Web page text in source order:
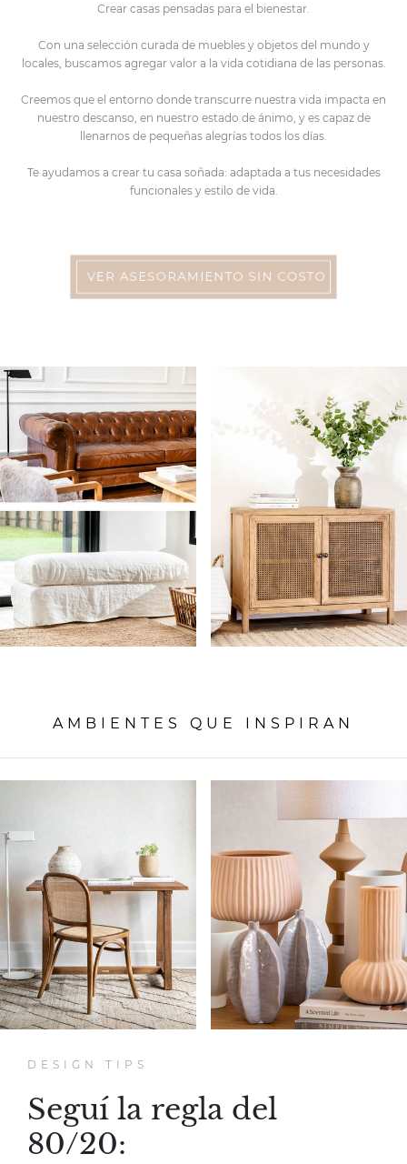
Crear casas pensadas para el bienestar.
Con una selección curada de muebles y objetos del mundo y
locales, buscamos agregar valor a la vida cotidiana de las personas.
Creemos que el entorno donde transcurre nuestra vida impacta en
nuestro descanso, en nuestro estado de ánimo, y es capaz de
llenarnos de pequeñas alegrías todos los días.
Te ayudamos a crear tu casa soñada: adaptada a tus necesidades
funcionales y estilo de vida.
AMBIENTES QUE INSPIRAN
DESIGN TIPS
Seguí la regla del
80/20: